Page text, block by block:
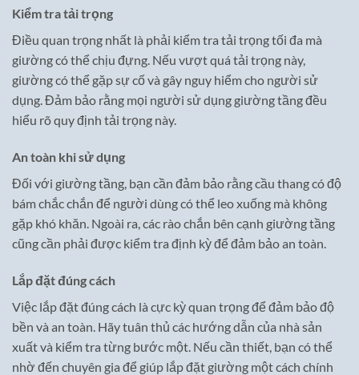
Kiểm tra tải trọng
Điều quan trọng nhất là phải kiểm tra tải trọng tối đa mà
giường có thể chịu đựng. Nếu vượt quá tải trọng này,
giường có thể gặp sự cố và gây nguy hiểm cho người sử
dụng. Đảm bảo rằng mọi người sử dụng giường tầng đều
hiểu rõ quy định tải trọng này.
An toàn khi sử dụng
Đối với giường tầng, bạn cần đảm bảo rằng cầu thang có độ
bám chắc chắn để người dùng có thể leo xuống mà không
gặp khó khăn. Ngoài ra, các rào chắn bên cạnh giường tầng
cũng cần phải được kiểm tra định kỳ để đảm bảo an toàn.
Lắp đặt đúng cách
Việc lắp đặt đúng cách là cực kỳ quan trọng để đảm bảo độ
bền và an toàn. Hãy tuân thủ các hướng dẫn của nhà sản
xuất và kiểm tra từng bước một. Nếu cần thiết, bạn có thể
nhờ đến chuyên gia để giúp lắp đặt giường một cách chính